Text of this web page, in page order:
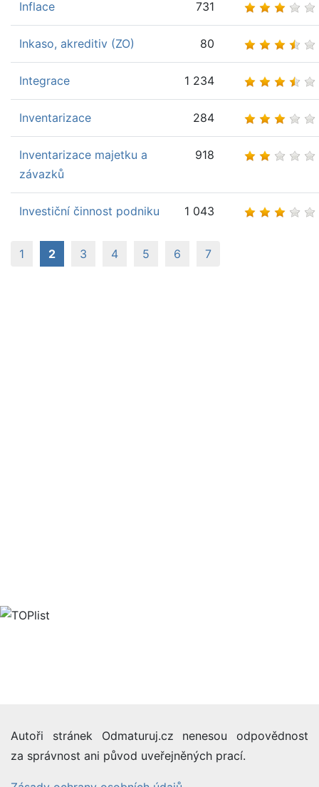
Inflace 731
Inkaso, akreditiv (ZO) 80
Integrace 1 234
Inventarizace 284
Inventarizace majetku a
závazků
918
Investiční činnost podniku 1 043
1 2(aktuální)
3 4 5 6 7
Autoři stránek Odmaturuj.cz nenesou odpovědnost
za správnost ani původ uveřejněných prací.